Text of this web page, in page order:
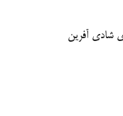
شادي آفرين